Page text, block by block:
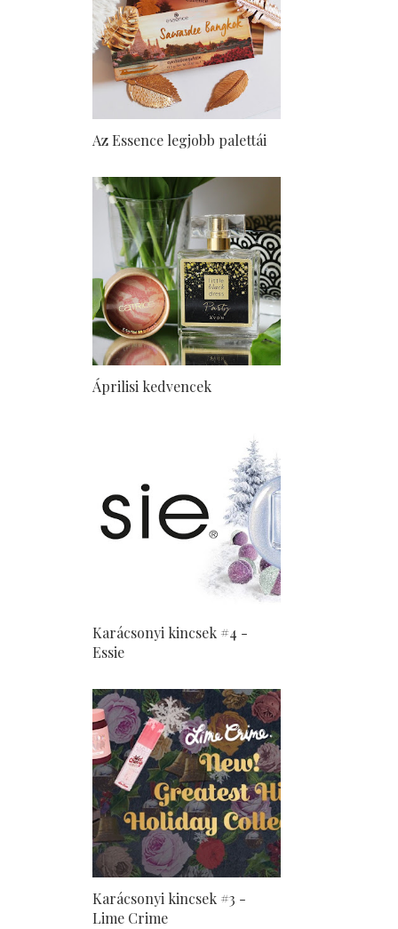
Az Essence legjobb palettái
Áprilisi kedvencek
Karácsonyi kincsek #4 -
Essie
Karácsonyi kincsek #3 -
Lime Crime